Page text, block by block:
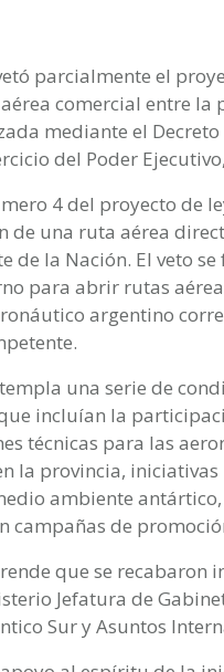
parcialmente el
comercial entre
mediante el
del Poder
4 del proyecto de
de una ruta aérea
de la Nación. El veto
para abrir rutas
argentino
una serie de
incluían la
técnicas para las
la provincia,
ambiente
campañas de
que se recabaron
Jefatura de
Sur y Asuntos